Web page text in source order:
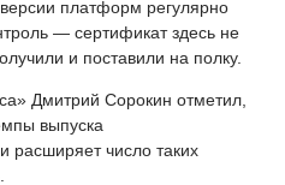
платформ регулярно
— сертификат здесь не
и поставили на полку.
Дмитрий Сорокин отметил,
выпуска
расширяет число таких